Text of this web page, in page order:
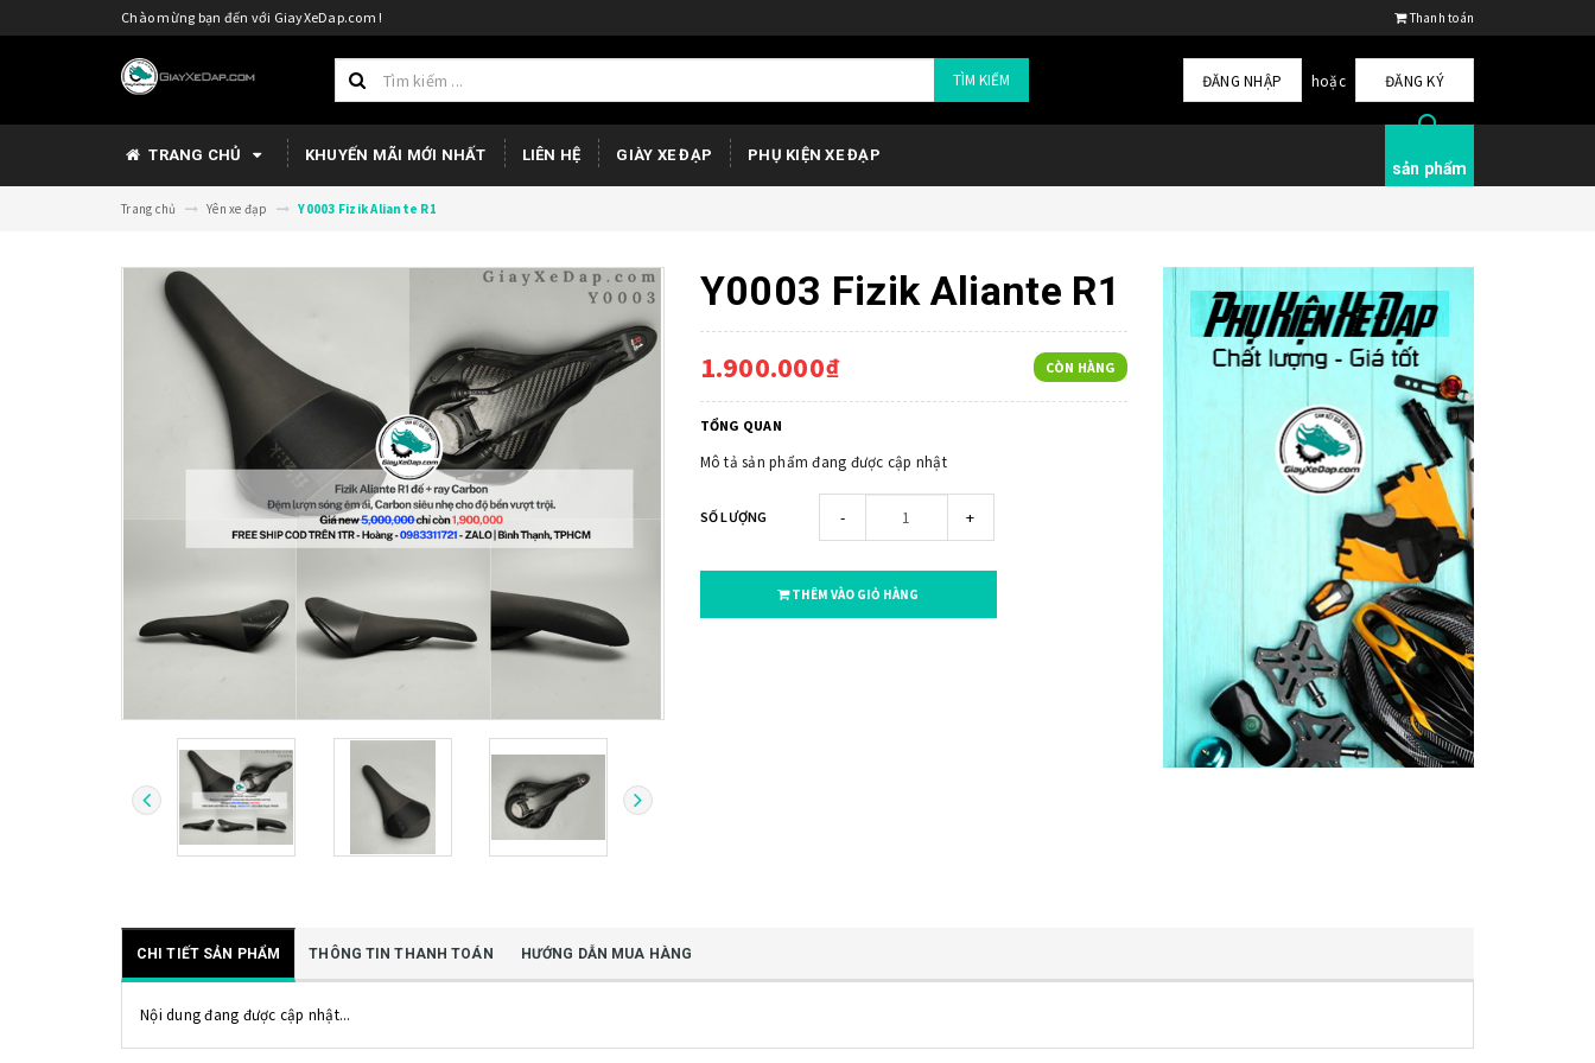
Chào mừng bạn đến với GiayXeDap.com ! Thanh toán
TÌM KIẾM ĐĂNG NHẬP hoặc ĐĂNG KÝ
TRANG CHỦ KHUYẾN MÃI MỚI NHẤT LIÊN HỆ GIÀY XE ĐẠP PHỤ KIỆN XE ĐẠP
sản phẩm
Trang chủ Yên xe đạp Y0003 Fizik Aliante R1
Y0003 Fizik Aliante R1
1.900.000₫ CÒN HÀNG
TỔNG QUAN
Mô tả sản phẩm đang được cập nhật
SỐ LƯỢNG - +
THÊM VÀO GIỎ HÀNG
CHI TIẾT SẢN PHẨM THÔNG TIN THANH TOÁN HƯỚNG DẪN MUA HÀNG
Nội dung đang được cập nhật...